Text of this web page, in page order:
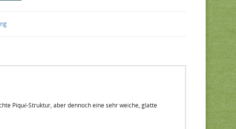
Piqué-Struktur, aber dennoch eine sehr weiche, glatte